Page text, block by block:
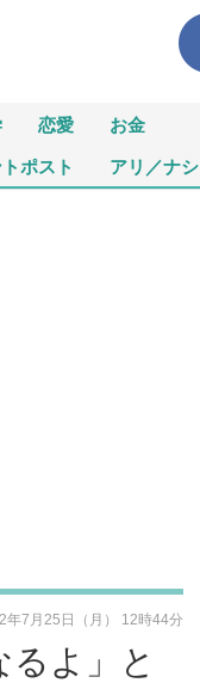
恋愛 お金
ポスト アリ／ナシ
よ」と
年7月25日（月） 12時44分